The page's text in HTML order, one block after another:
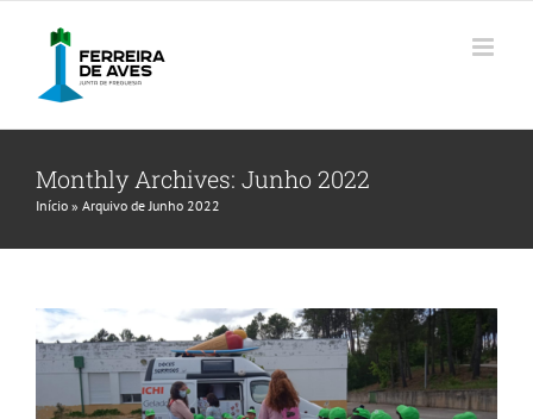
content
Monthly Archives: Junho 2022
Início » Arquivo de Junho 2022Dia da Criança 2022